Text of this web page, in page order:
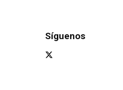
Síguenos